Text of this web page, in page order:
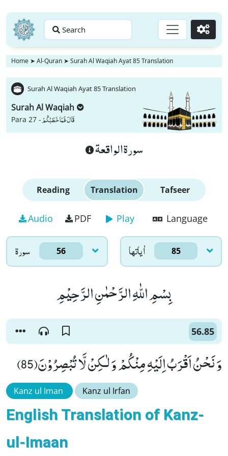
Search Go
Home ➤ Al-Quran ➤ Surah Al Waqiah Ayat 85 Translation
Surah Al Waqiah Ayat 85 Translation
Surah Al Waqiah
Para 27 -قَالَ فَمَا خَطْبُكُمْ
سورة الواقعة
Reading Translation Tafseer
Audio PDF Play Language
سورۃ 56 اٰياتها 85
بِسْمِ اللّٰهِ الرَّحْمٰنِ الرَّحِیْمِ
56.85
وَ نَحْنُ اَقْرَبُ اِلَیْهِ مِنْكُمْ وَ لٰـكِنْ لَّا تُبْصِرُوْنَ(85)
Kanz ul Iman Kanz ul Irfan
English Translation of Kanz-
ul-Imaan